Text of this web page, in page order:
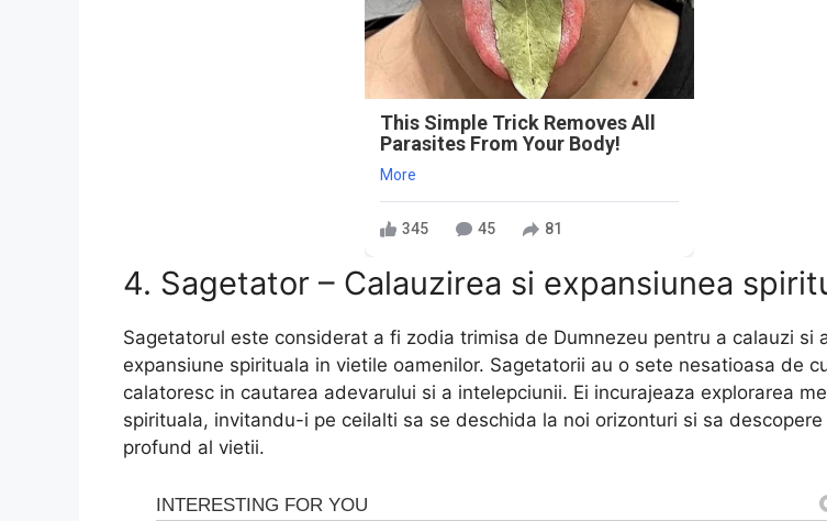
This Simple Trick Removes All
Parasites From Your Body!
More
345 45 81
4. Sagetator – Calauzirea si expansiunea
Sagetatorul este considerat a fi zodia trimisa de Dumnezeu pentru a calauzi si
expansiune spirituala in vietile oamenilor. Sagetatorii au o sete nesatioasa de
calatoresc in cautarea adevarului si a intelepciunii. Ei incurajeaza explorarea
spirituala, invitandu-i pe ceilalti sa se deschida la noi orizonturi si sa descopere
profund al vietii.